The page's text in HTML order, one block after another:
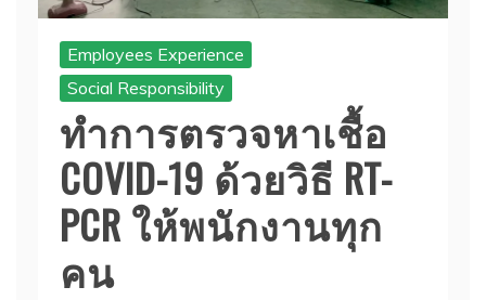
Employees Experience
Social Responsibility
ทำการตรวจหาเชื้อ
COVID-19 ด้วยวิธี RT-
PCR ให้พนักงานทุก
คน